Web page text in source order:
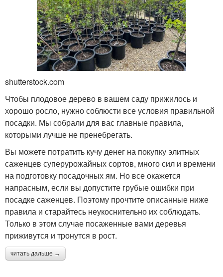
shutterstock.com
Чтобы плодовое дерево в вашем саду прижилось и
хорошо росло, нужно соблюсти все условия правильной
посадки. Мы собрали для вас главные правила,
которыми лучше не пренебрегать.
Вы можете потратить кучу денег на покупку элитных
саженцев суперурожайных сортов, много сил и времени
на подготовку посадочных ям. Но все окажется
напрасным, если вы допустите грубые ошибки при
посадке саженцев. Поэтому прочтите описанные ниже
правила и старайтесь неукоснительно их соблюдать.
Только в этом случае посаженные вами деревья
приживутся и тронутся в рост.
читать дальше →